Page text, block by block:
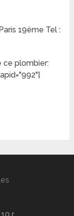
19ème Tel :
ce plombier: